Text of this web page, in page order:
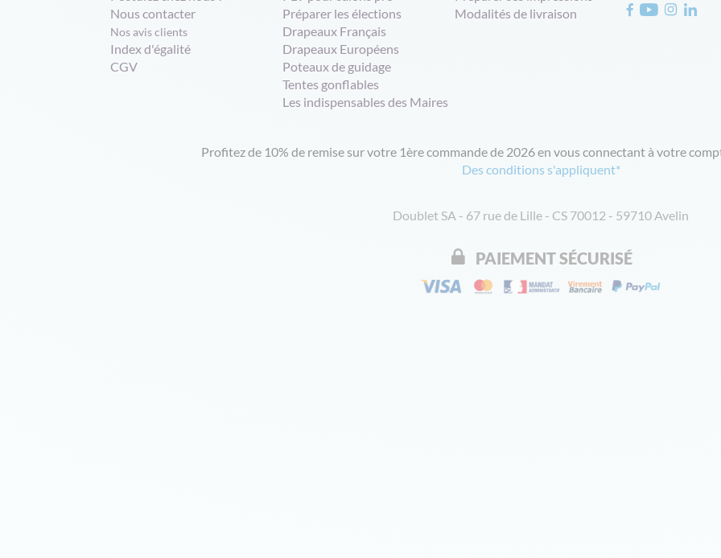
Nous contacter
Nos avis clients
Index d'égalité
CGV
Préparer les élections
Drapeaux Français
Drapeaux Européens
Poteaux de guidage
Tentes gonflables
Les indispensables des Maires
Modalités de livraison
Profitez de 10% de remise sur votre 1ère commande de 2026 en vous connectant à votre
Des conditions s'appliquent*
Doublet SA - 67 rue de Lille - CS 70012 - 59710 Avelin
PAIEMENT SÉCURISÉ